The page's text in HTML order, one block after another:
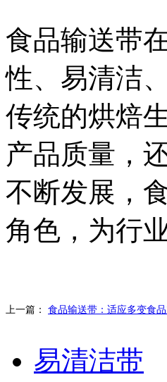
食品输送带
性、易清洁
传统的烘焙
产品质量，
不断发展，
角色，为行
上一篇： 食品输送带：适应多变食
易清洁带